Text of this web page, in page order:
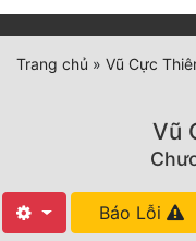
Mới
Cập
Nhật
(current)
Tất Cả
Trang chủ » Vũ Cực
Vũ
Báo Lỗi